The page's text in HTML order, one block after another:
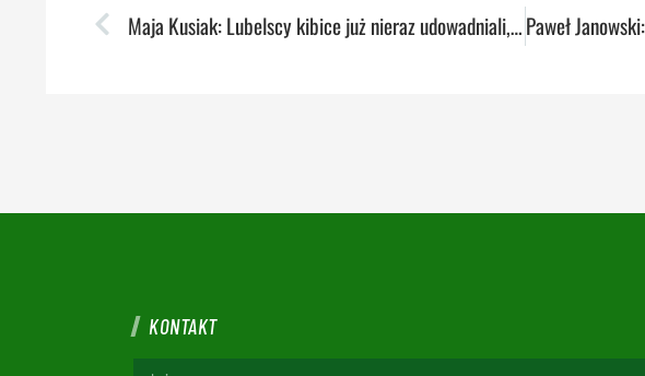
Maja Kusiak: Lubelscy kibice już nieraz udowadniali, że potrafią okazać nam wsparcie
KONTAKT